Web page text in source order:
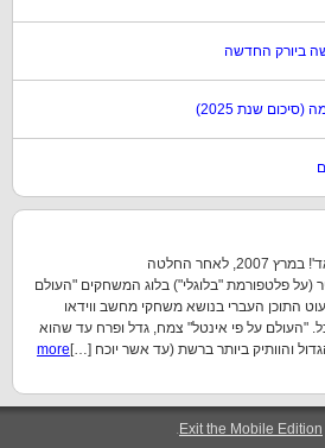
שלום, וברוכים הבאים ל'גיימפאד'! במרץ 2007, לאחר החלטה
(על פלטפורמת "בלוגלי") בלוג המשחקים "העולם
התוכן העברי בנושא משחקי מחשב ווידאו
"העולם על פי אינטל" צמח, גדל ופרח עד שהוא
והוותיק ביותר ברשת (עד אשר יוכח […] more
Exit the Mobile Edition
.